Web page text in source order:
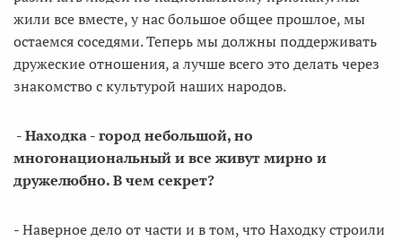
жили все вместе, у нас большое общее прошлое, мы
остаемся соседями. Теперь мы должны поддерживать
дружеские отношения, а лучше всего это делать через
знакомство с культурой наших народов.
- Находка - город небольшой, но
многонациональный и все живут мирно и
дружелюбно. В чем секрет?
- Наверное дело от части и в том, что Находку строили